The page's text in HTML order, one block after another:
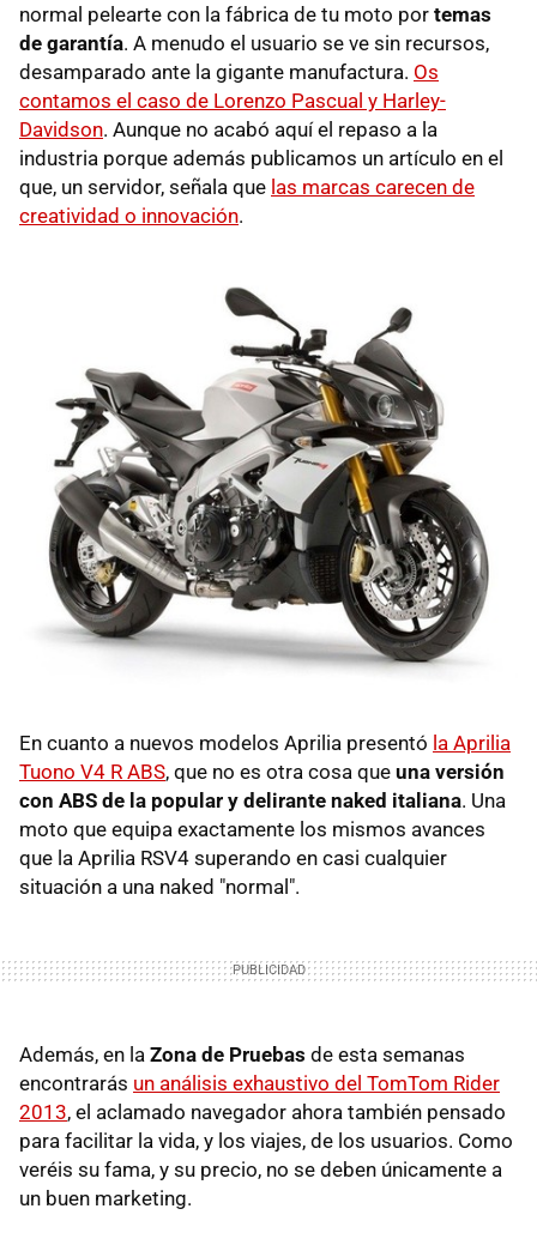
normal pelearte con la fábrica de tu moto por temas
de garantía. A menudo el usuario se ve sin recursos,
desamparado ante la gigante manufactura. Os
contamos el caso de Lorenzo Pascual y Harley-
Davidson. Aunque no acabó aquí el repaso a la
industria porque además publicamos un artículo en el
que, un servidor, señala que las marcas carecen de
creatividad o innovación.
En cuanto a nuevos modelos Aprilia presentó la Aprilia
Tuono V4 R ABS, que no es otra cosa que una versión
con ABS de la popular y delirante naked italiana. Una
moto que equipa exactamente los mismos avances
que la Aprilia RSV4 superando en casi cualquier
situación a una naked "normal".
Además, en la Zona de Pruebas de esta semanas
encontrarás un análisis exhaustivo del TomTom Rider
2013, el aclamado navegador ahora también pensado
para facilitar la vida, y los viajes, de los usuarios. Como
veréis su fama, y su precio, no se deben únicamente a
un buen marketing.